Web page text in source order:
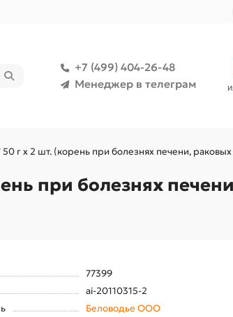
+7 (499) 404-26-48
Менеджер в телеграм
г х 2 шт. (корень при болезнях печени,
при болезнях
77399
ai-20110315-2
Беловодье ООО